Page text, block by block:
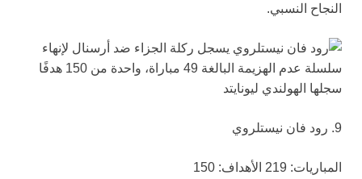
النجاح النسبي.
9. رود فان نيستلروي
المباريات: 219 الأهداف: 150